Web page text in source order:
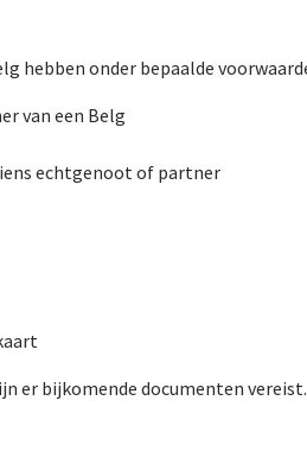
hebben onder bepaalde
van een Belg
echtgenoot of partner
er bijkomende documenten